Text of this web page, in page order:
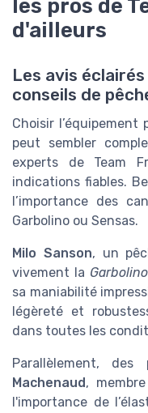
les pros de
d'ailleurs
Les avis
conseils de
Choisir
peut sembler
experts de Team
indications fiables.
l’importance des
Garbolino ou Sensas.
Milo Sanson, un
vivement la
sa maniabilité
légèreté et
dans toutes les
Parallèlement, des
Machenaud ,
l'importance de